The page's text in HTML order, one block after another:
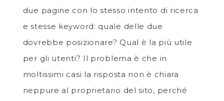
due pagine con lo stesso intento di ricerca
e stesse keyword: quale delle due
dovrebbe posizionare? Qual è la più utile
per gli utenti? Il problema è che in
moltissimi casi la risposta non è chiara
neppure al proprietario del sito, perché